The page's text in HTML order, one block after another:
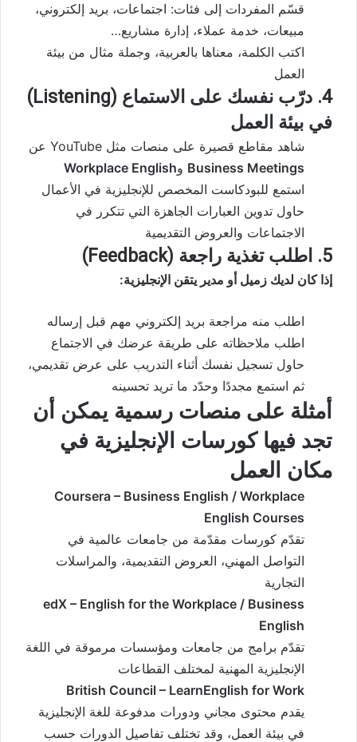
قسّم المفردات إلى فئات: اجتماعات، بريد إلكتروني،
مبيعات، خدمة عملاء، إدارة مشاريع…
اكتب الكلمة، معناها بالعربية، وجملة مثال من بيئة
العمل
4. درّب نفسك على الاستماع (Listening)
في بيئة العمل
شاهد مقاطع قصيرة على منصات مثل YouTube عن
Business Meetings وWorkplace English
استمع للبودكاست المخصص للإنجليزية في الأعمال
حاول تدوين العبارات الجاهزة التي تتكرر في
الاجتماعات والعروض التقديمية
5. اطلب تغذية راجعة (Feedback)
إذا كان لديك زميل أو مدير يتقن الإنجليزية:
اطلب منه مراجعة بريد إلكتروني مهم قبل إرساله
اطلب ملاحظاته على طريقة عرضك في الاجتماع
حاول تسجيل نفسك أثناء التدريب على عرض تقديمي،
ثم استمع مجددًا وحدّد ما تريد تحسينه
أمثلة على منصات رسمية يمكن أن
تجد فيها كورسات الإنجليزية في
مكان العمل
Coursera – Business English / Workplace
English Courses
تقدّم كورسات مقدّمة من جامعات عالمية في
التواصل المهني، العروض التقديمية، والمراسلات
التجارية
edX – English for the Workplace / Business
English
تقدّم برامج من جامعات ومؤسسات مرموقة في اللغة
الإنجليزية المهنية لمختلف القطاعات
British Council – LearnEnglish for Work
يقدم محتوى مجاني ودورات مدفوعة للغة الإنجليزية
في بيئة العمل، وقد تختلف تفاصيل الدورات حسب